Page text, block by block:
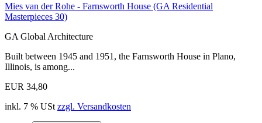
Mies van der Rohe - Farnsworth House (GA Residential
Masterpieces 30)
GA Global Architecture
Built between 1945 and 1951, the Farnsworth House in Plano,
Illinois, is among...
EUR 34,80
inkl. 7 % USt zzgl. Versandkosten